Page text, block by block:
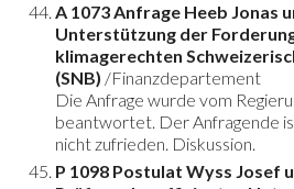
A 1073 Anfrage Heeb Jonas
Unterstützung der
klimagerechten
(SNB) /Finanzdepartement
Die Anfrage wurde vom
beantwortet. Der Anfragende
nicht zufrieden. Diskussion.
P 1098 Postulat Wyss Josef